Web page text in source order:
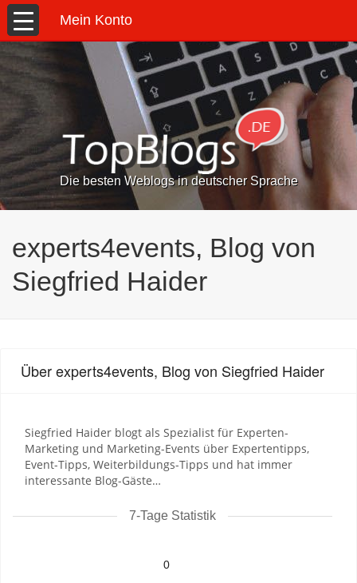
Mein Konto
Die besten Weblogs in deutscher Sprache
experts4events, Blog von
Siegfried Haider
Über experts4events, Blog von Siegfried Haider
Siegfried Haider blogt als Spezialist für Experten-
Marketing und Marketing-Events über Expertentipps,
Event-Tipps, Weiterbildungs-Tipps und hat immer
interessante Blog-Gäste…
7-Tage Statistik
0